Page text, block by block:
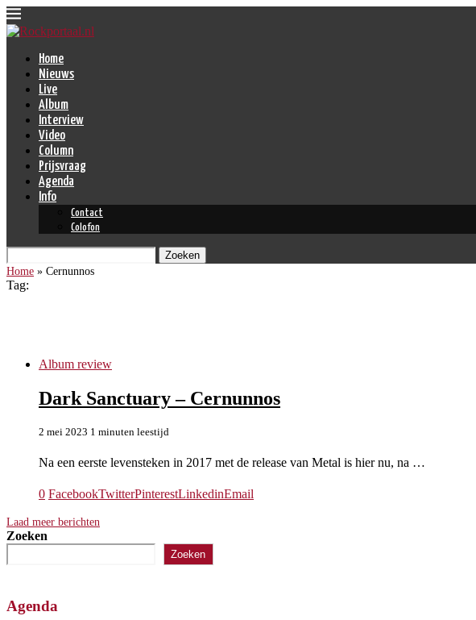
Home
Nieuws
Live
Album
Interview
Video
Column
Prijsvraag
Agenda
Info
Contact
Colofon
Zoeken
Home » Cernunnos
Tag:
Album review
Dark Sanctuary – Cernunnos
2 mei 2023 1 minuten leestijd
Na een eerste levensteken in 2017 met de release van Metal is hier nu, na …
0 FacebookTwitterPinterestLinkedinEmail
Laad meer berichten
Zoeken
Zoeken
Agenda